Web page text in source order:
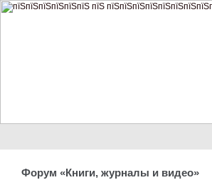
Форум «Книги, журналы и видео»